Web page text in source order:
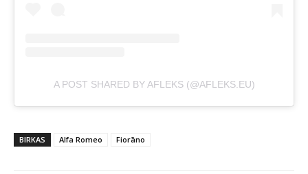
A POST SHARED BY AFLEKS (@AFLEKS.EU)
BIRKAS Alfa Romeo Fiorāno